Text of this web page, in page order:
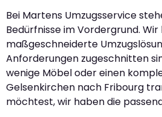
Bei Martens Umzugsservice
Bedürfnisse im Vordergrund.
maßgeschneiderte
Anforderungen zugeschnitten
wenige Möbel oder einen
Gelsenkirchen nach Fribourg
möchtest, wir haben die